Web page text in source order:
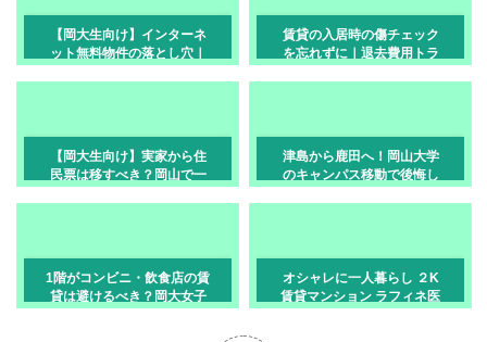
【岡大生向け】インターネ
ット無料物件の落とし穴｜
賃貸の入居時の傷チェック
を忘れずに｜退去費用トラ
【岡大生向け】実家から住
民票は移すべき？岡山で一
津島から鹿田へ！岡山大学
のキャンパス移動で後悔し
1階がコンビニ・飲食店の賃
貸は避けるべき？岡大女子
オシャレに一人暮らし ２K
賃貸マンション ラフィネ医